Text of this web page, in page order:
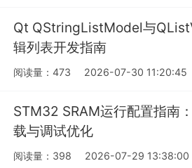
Qt QStringListModel与
辑列表开发指南
阅读量：473 2026-07-30 11:20:45
STM32 SRAM运行配置指南
载与调试优化
阅读量：398 2026-07-29 13:38:00